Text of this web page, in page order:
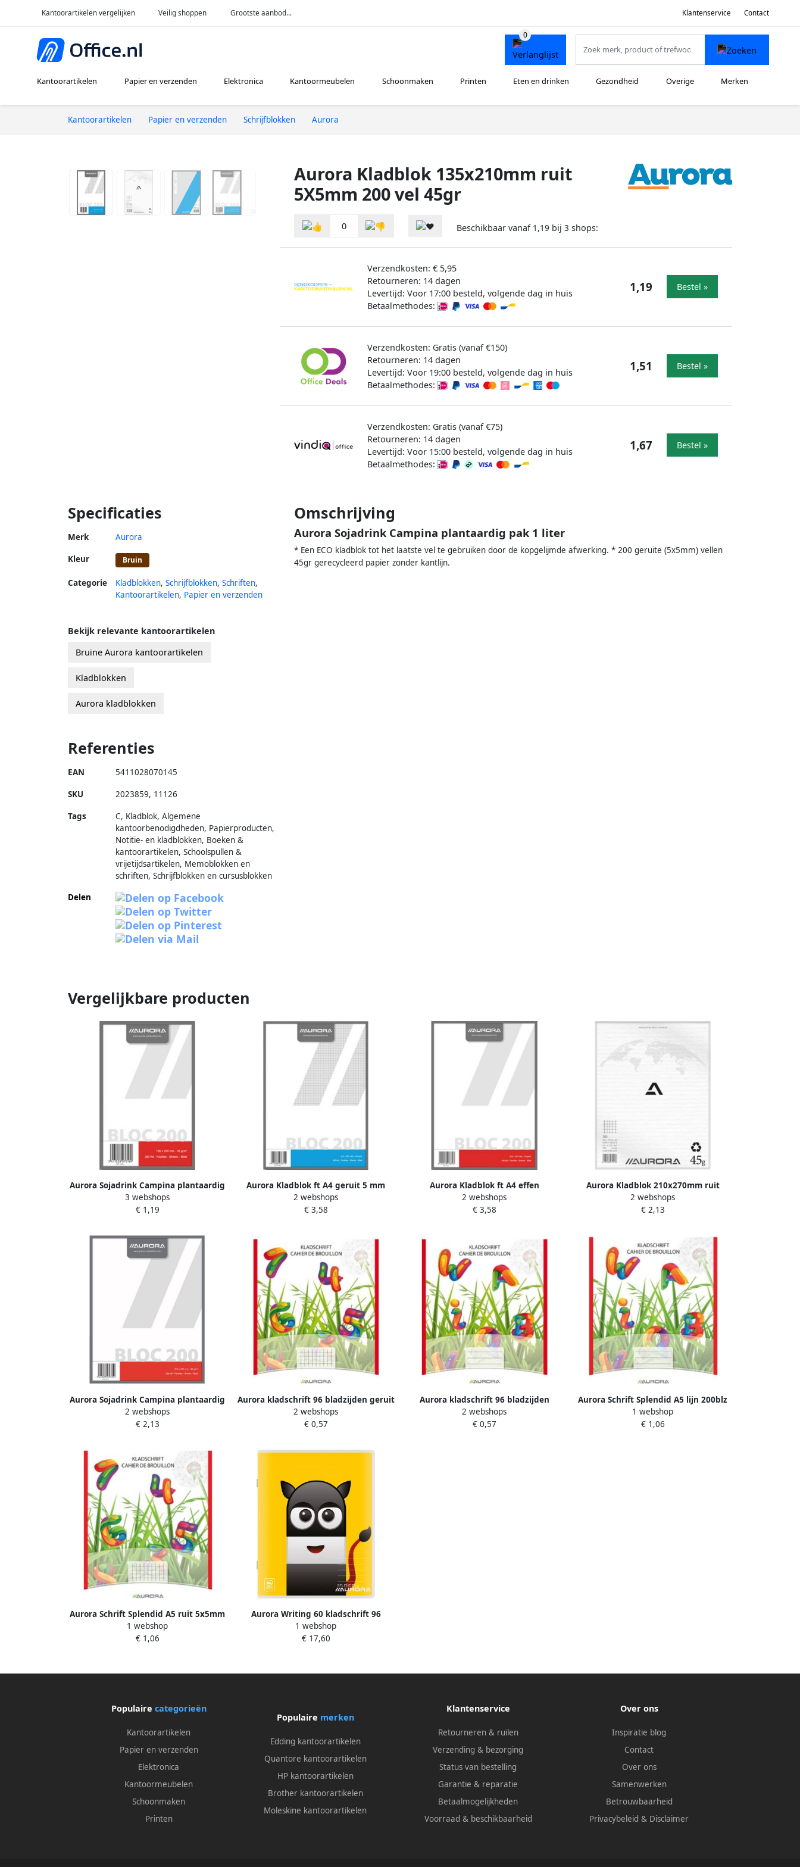
Kantoorartikelen vergelijken Veilig shoppen Grootste aanbod... Klantenservice Contact
Kantoorartikelen Papier en verzenden Elektronica Kantoormeubelen Schoonmaken Printen Eten en drinken Gezondheid Overige Merken
Kantoorartikelen Papier en verzenden Schrijfblokken Aurora
Aurora Kladblok 135x210mm ruit
5X5mm 200 vel 45gr
0 Beschikbaar vanaf 1,19 bij 3 shops:
Verzendkosten: € 5,95
Retourneren: 14 dagen
Levertijd: Voor 17:00 besteld, volgende dag in huis
Betaalmethodes:
1,19 Bestel »
Verzendkosten: Gratis (vanaf €150)
Retourneren: 14 dagen
Levertijd: Voor 19:00 besteld, volgende dag in huis
Betaalmethodes:
1,51 Bestel »
Verzendkosten: Gratis (vanaf €75)
Retourneren: 14 dagen
Levertijd: Voor 15:00 besteld, volgende dag in huis
Betaalmethodes:
1,67 Bestel »
Specificaties
Merk Aurora
Kleur Bruin
Categorie Kladblokken, Schrijfblokken, Schriften,
Kantoorartikelen, Papier en verzenden
Omschrijving
Aurora Sojadrink Campina plantaardig pak 1 liter
* Een ECO kladblok tot het laatste vel te gebruiken door de kopgelijmde afwerking. * 200 geruite (5x5mm) vellen
45gr gerecycleerd papier zonder kantlijn.
Bekijk relevante kantoorartikelen
Bruine Aurora kantoorartikelen
Kladblokken
Aurora kladblokken
Referenties
EAN 5411028070145
SKU 2023859, 11126
Tags
C, Kladblok, Algemene
kantoorbenodigdheden, Papierproducten,
Notitie- en kladblokken, Boeken &
kantoorartikelen, Schoolspullen &
vrijetijdsartikelen, Memoblokken en
schriften, Schrijfblokken en cursusblokken
Delen
Vergelijkbare producten
Aurora Sojadrink Campina plantaardig
pak 1 liter
3 webshops
€ 1,19
Aurora Kladblok ft A4 geruit 5 mm
2 webshops
€ 3,58
Aurora Kladblok ft A4 effen
2 webshops
€ 3,58
Aurora Kladblok 210x270mm ruit
5x5mm 200 vel 45gr
2 webshops
€ 2,13
Aurora Sojadrink Campina plantaardig
pak 1 liter
2 webshops
€ 2,13
Aurora kladschrift 96 bladzijden geruit
5 mm
2 webshops
€ 0,57
Aurora kladschrift 96 bladzijden
gelijnd
2 webshops
€ 0,57
Aurora Schrift Splendid A5 lijn 200blz
45gr
1 webshop
€ 1,06
Aurora Schrift Splendid A5 ruit 5x5mm
200blz 45gr
1 webshop
€ 1,06
Aurora Writing 60 kladschrift 96
bladzijden gelijnd Monsters
1 webshop
€ 17,60
Populaire categorieën
Kantoorartikelen
Papier en verzenden
Elektronica
Kantoormeubelen
Schoonmaken
Printen
Populaire merken
Edding kantoorartikelen
Quantore kantoorartikelen
HP kantoorartikelen
Brother kantoorartikelen
Moleskine kantoorartikelen
Klantenservice
Retourneren & ruilen
Verzending & bezorging
Status van bestelling
Garantie & reparatie
Betaalmogelijkheden
Voorraad & beschikbaarheid
Over ons
Inspiratie blog
Contact
Over ons
Samenwerken
Betrouwbaarheid
Privacybeleid & Disclaimer